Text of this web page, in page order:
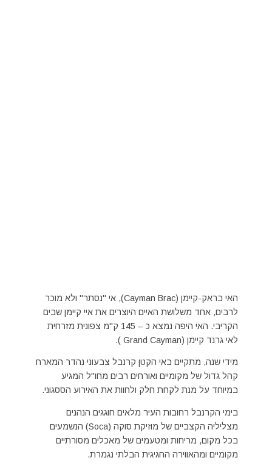
האי בראק-קיימן (Cayman Brac), אי "נסתר" ולא מוכר
לרבים, אחד משלושת האיים היוצרים את איי קיימן שבים
הקריבי. האי היפה נמצא כ – 145 ק"מ צפונית מזרחית
לאי גרנד קיימן (Grand Cayman ).
מידי שנה, מתקיים באי הקטן קרנבל צבעוני נהדר המארח
קהל גדול של מקומיים ואורחים רבים מחו"ל המגיע
במיוחד על מנת לקחת חלק ולחוות את האירוע הססגוני.
בימי הקרנבל רחובות העיר מלאים חוגגים הנהנים
מצליליה הקצביים של מוזיקת סוקה (Soca) הנשמעים
בכל מקום, מריחות ומטעמים של מאכלים מסורתיים
מקומיים ומהאווירה החגיגית הבלתי נגמרת.